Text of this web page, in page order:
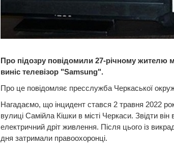
Про підозру повідомили 27-річному жителю
виніс телевізор "Samsung".
Про це повідомляє пресслужба Черкаської
Нагадаємо, що інцидент стався 2 травня 2022
вулиці Самійла Кішки в місті Черкаси. Звідти він
електричний дріт живлення. Після цього із
дня затримали правоохоронці.